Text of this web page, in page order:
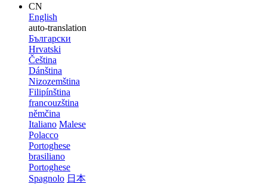
CN
English
auto-translation
Български
Hrvatski
Čeština
Dánština
Nizozemština
Filipínština
francouzština
němčina
Italiano Malese
Polacco
Portoghese
brasiliano
Portoghese
Spagnolo 日本